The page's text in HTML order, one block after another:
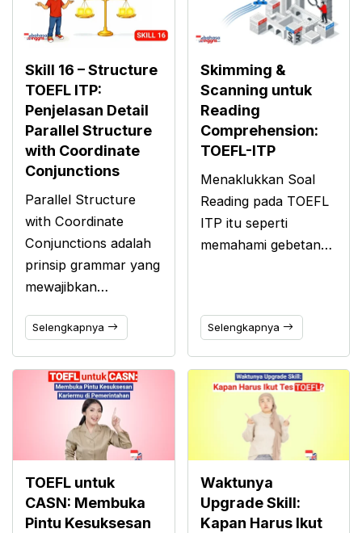
Skill 16 – Structure
TOEFL ITP:
Penjelasan Detail
Parallel Structure
with Coordinate
Conjunctions
Parallel Structure
with Coordinate
Conjunctions adalah
prinsip grammar yang
mewajibkan…
Selengkapnya
Skimming &
Scanning untuk
Reading
Comprehension:
TOEFL-ITP
Menaklukkan Soal
Reading pada TOEFL
ITP itu seperti
memahami gebetan…
Selengkapnya
TOEFL untuk
CASN: Membuka
Pintu Kesuksesan
Waktunya
Upgrade Skill:
Kapan Harus Ikut